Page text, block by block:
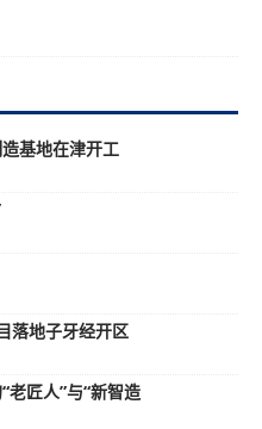
基地在津开工
落地子牙经开区
老匠人”与“新智造